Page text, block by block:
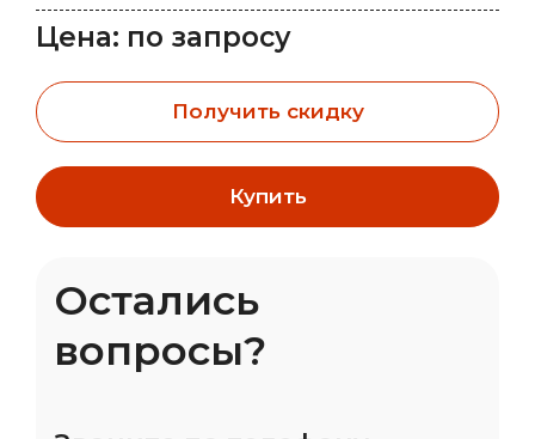
Цена: по запросу
Получить скидку
Купить
Остались
вопросы?